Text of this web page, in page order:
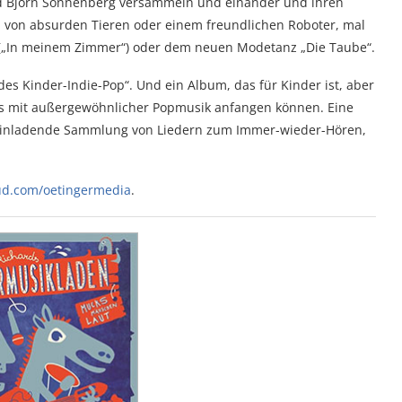
absurden Tieren oder einem freundlichen Roboter, mal
meinem Zimmer“) oder dem neuen Modetanz „Die Taube“.
Kinder-Indie-Pop“. Und ein Album, das für Kinder ist, aber
außergewöhnlicher Popmusik anfangen können. Eine
Sammlung von Liedern zum Immer-wieder-Hören,
oetingermedia.